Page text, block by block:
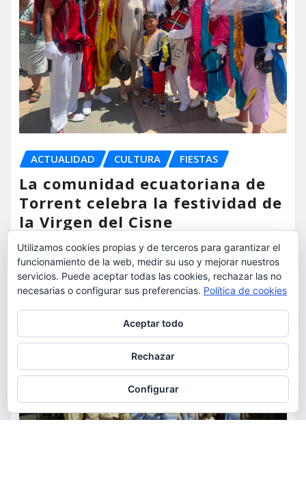
ACTUALIDAD CULTURA FIESTAS
La comunidad ecuatoriana de
Torrent celebra la festividad de
la Virgen del Cisne
torrent al dia Ago 9, 2026
Utilizamos cookies propias y de terceros para garantizar el
funcionamiento de la web, medir su uso y mejorar nuestros
servicios. Puede aceptar todas las cookies, rechazar las no
necesarias o configurar sus preferencias. Política de cookies
Aceptar todo
Rechazar
Configurar
Para obtener más información, incluido cómo gestionar las cookies,